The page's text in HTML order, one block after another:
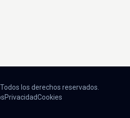
los derechos reservados.
PrivacidadCookies